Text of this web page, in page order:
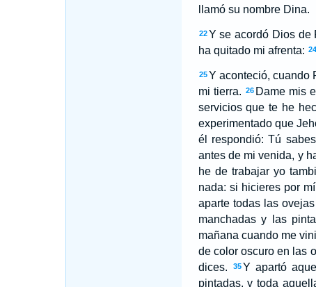
llamó su nombre Dina.
22 Y se acordó Dios de
ha quitado mi afrenta: 24
25 Y aconteció, cuando
mi tierra. 26 Dame mis
servicios que te he
experimentado que
él respondió: Tú
antes de mi venida, y
he de trabajar yo
nada: si hicieres por
aparte todas las
manchadas y las
mañana cuando me
de color oscuro en las
dices.
35 Y apartó
pintadas, y toda